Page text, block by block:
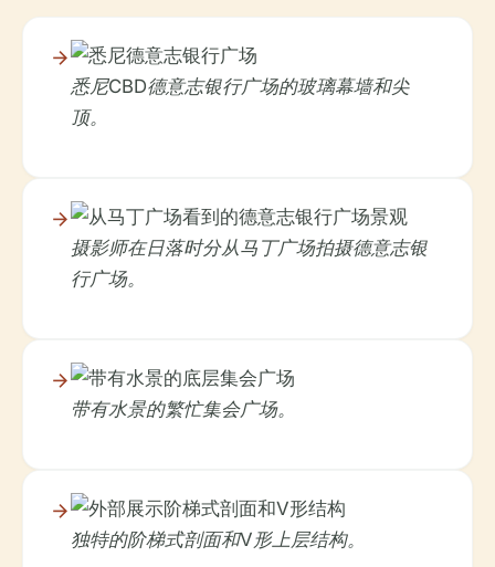
悉尼CBD德意志银行广场的玻璃幕墙和尖
顶。
摄影师在日落时分从马丁广场拍摄德意志银
行广场。
带有水景的繁忙集会广场。
独特的阶梯式剖面和V形上层结构。